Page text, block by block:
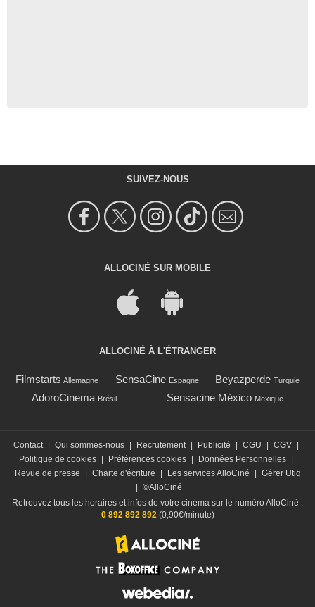
SUIVEZ-NOUS
ALLOCINÉ SUR MOBILE
ALLOCINÉ À L'ÉTRANGER
Filmstarts Allemagne SensaCine Espagne Beyazperde Turquie
AdoroCinema Brésil Sensacine México Mexique
Contact Qui sommes-nous Recrutement Publicité CGU CGV
Politique de cookies
Préférences cookies Données Personnelles
Revue de presse
Charte d'écriture Les services AlloCiné
Gérer Utiq
©AlloCiné
Retrouvez tous les horaires et infos de votre cinéma sur le numéro AlloCiné :
0 892 892 892(0,90€/minute)